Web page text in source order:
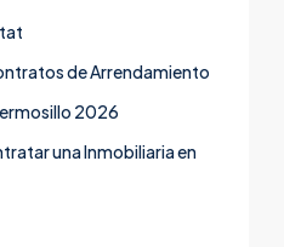
de Arrendamiento
2026
una Inmobiliaria en